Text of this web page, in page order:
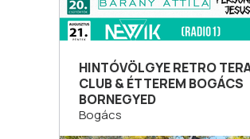
HINTÓVÖLGYE RETRO
CLUB & ÉTTEREM BOGÁCS
BORNEGYED
Bogács